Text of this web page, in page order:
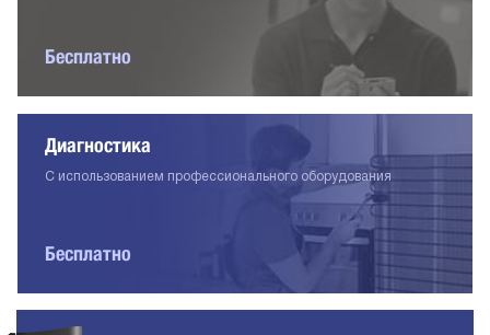
Бесплатно
Диагностика
С использованием профессионального оборудования
Бесплатно